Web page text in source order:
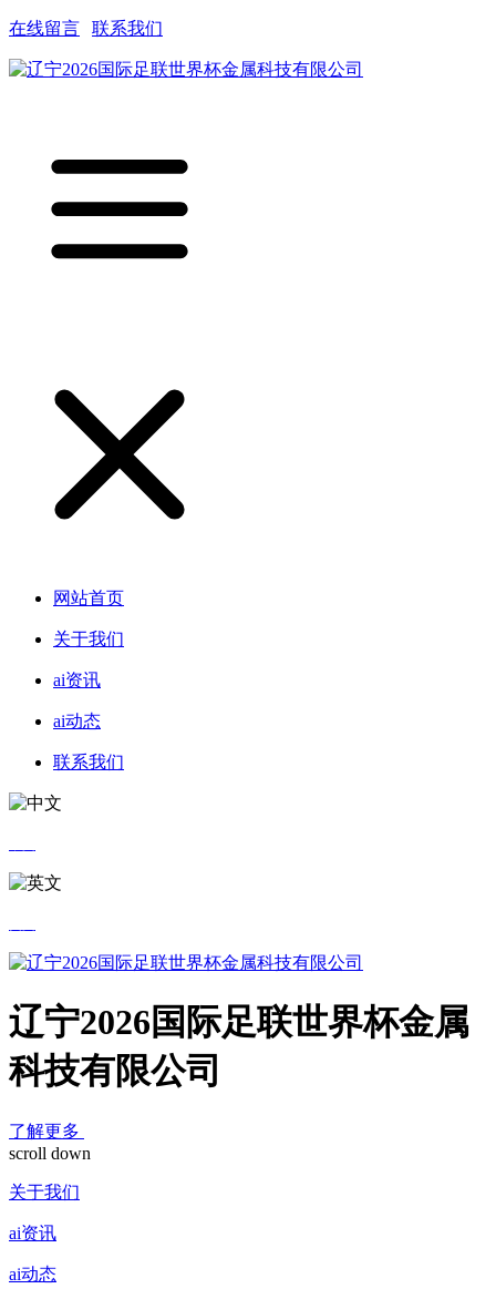
在线留言 联系我们
网站首页
关于我们
ai资讯
ai动态
联系我们
辽宁2026国际足联世界杯金属
科技有限公司
了解更多
scroll down
关于我们
ai资讯
ai动态